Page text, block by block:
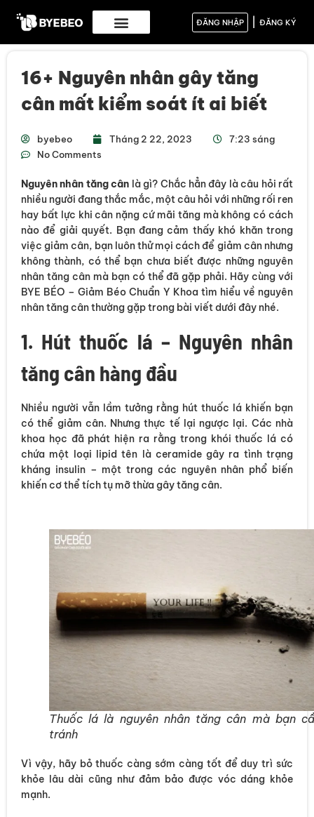
ĐĂNG NHẬP ĐĂNG KÝ
16+ Nguyên nhân gây tăng
cân mất kiểm soát ít ai biết
byebeo Tháng 2 22, 2023
7:23 sáng
No Comments
Nguyên nhân tăng cân là gì? Chắc hẳn đây là câu hỏi rất
nhiều người đang thắc mắc, một câu hỏi với những rối ren
hay bất lực khi cân nặng cứ mãi tăng mà không có cách
nào để giải quyết. Bạn đang cảm thấy khó khăn trong
việc giảm cân, bạn luôn thử mọi cách để giảm cân nhưng
không thành, có thể bạn chưa biết được những nguyên
nhân tăng cân mà bạn có thể đã gặp phải. Hãy cùng với
BYE BÉO – Giảm Béo Chuẩn Y Khoa tìm hiểu về nguyên
nhân tăng cân thường gặp trong bài viết dưới đây nhé.
1. Hút thuốc lá – Nguyên nhân
tăng cân hàng đầu
Nhiều người vẫn lầm tưởng rằng hút thuốc lá khiến bạn
có thể giảm cân. Nhưng thực tế lại ngược lại. Các nhà
khoa học đã phát hiện ra rằng trong khói thuốc lá có
chứa một loại lipid tên là ceramide gây ra tình trạng
kháng insulin – một trong các nguyên nhân phổ biến
khiến cơ thể tích tụ mỡ thừa gây tăng cân.
Thuốc lá là nguyên nhân tăng cân mà bạn
tránh
Vì vậy, hãy bỏ thuốc càng sớm càng tốt để duy trì sức
khỏe lâu dài cũng như đảm bảo được vóc dáng khỏe
mạnh.